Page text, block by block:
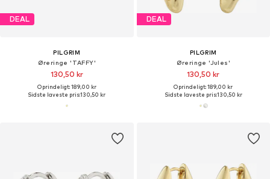
DEAL
PILGRIM
Øreringe 'TAFFY'
130,50 kr
Oprindeligt: 189,00 kr
Sidste laveste pris:130,50 kr
DEAL
PILGRIM
Øreringe 'Jules'
130,50 kr
Oprindeligt: 189,00 kr
Sidste laveste pris:130,50 kr